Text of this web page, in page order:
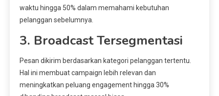
waktu hingga 50% dalam memahami kebutuhan
pelanggan sebelumnya.
3. Broadcast Tersegmentasi
Pesan dikirim berdasarkan kategori pelanggan tertentu.
Hal ini membuat campaign lebih relevan dan
meningkatkan peluang engagement hingga 30%